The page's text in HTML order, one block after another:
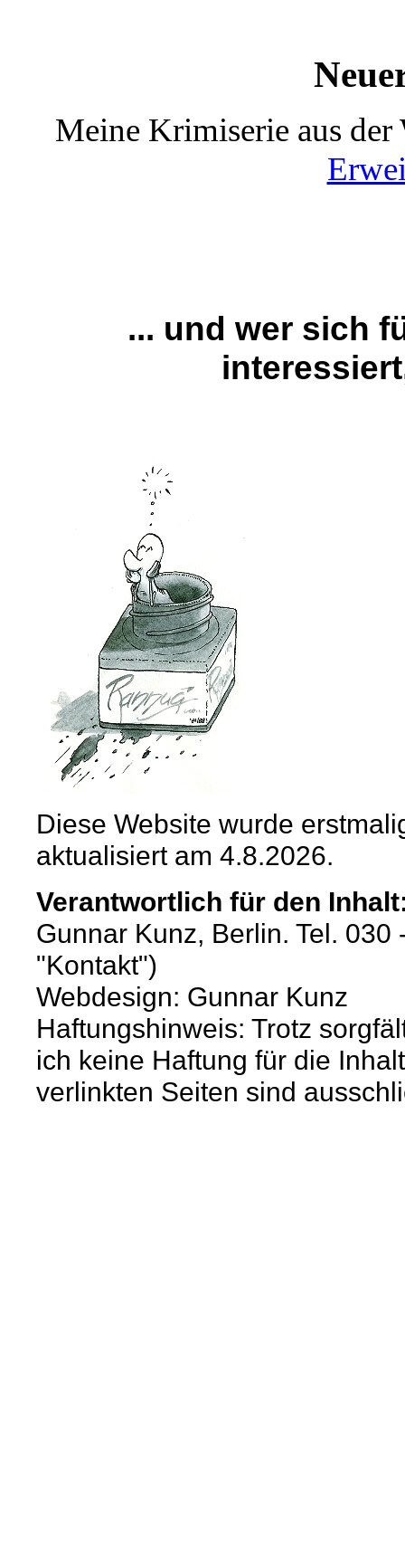
Meine Krimiserie aus
... und wer sich
Diese Website wurde
aktualisiert am 4.8.2026.
Verantwortlich für den
Gunnar Kunz, Berlin. Tel.
"Kontakt")
Webdesign: Gunnar Kunz
Haftungshinweis: Trotz
ich keine Haftung für die
verlinkten Seiten sind